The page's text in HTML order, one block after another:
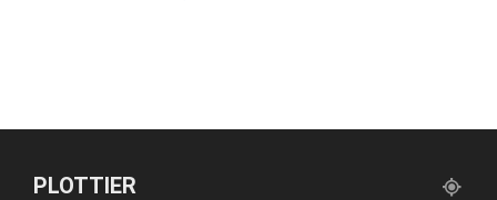
PLOTTIER